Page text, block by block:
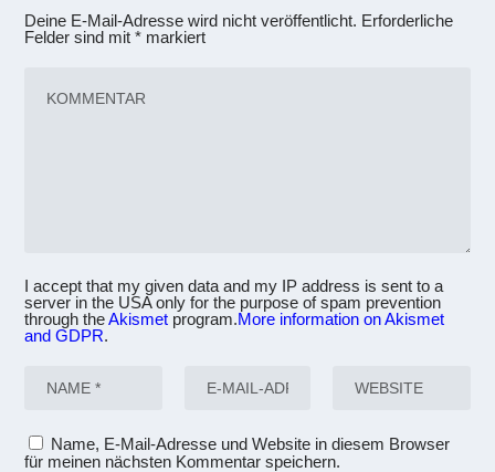
Deine E-Mail-Adresse wird nicht veröffentlicht. Erforderliche
Felder sind mit* markiert
I accept that my given data and my IP address is sent to a
server in the USA only for the purpose of spam prevention
through theAkismet program.More information on Akismet
and GDPR.
Name, E-Mail-Adresse und Website in diesem Browser
für meinen nächsten Kommentar speichern.